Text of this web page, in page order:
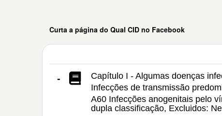
Curta a página do Qual CID no Facebook
-
Capítulo I - Algumas doenças
Infecções de transmissão
A60 Infecções anogenitais pelo
dupla classificação, Excluidos: